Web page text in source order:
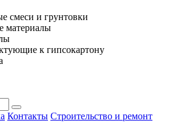
смеси и грунтовки
материалы
к гипсокартону
Контакты Строительство и ремонт